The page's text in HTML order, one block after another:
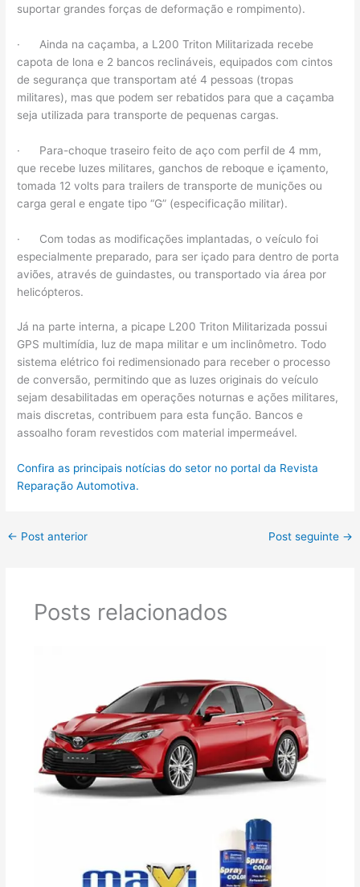
suportar grandes forças de deformação e rompimento).
· Ainda na caçamba, a L200 Triton Militarizada recebe
capota de lona e 2 bancos reclináveis, equipados com cintos
de segurança que transportam até 4 pessoas (tropas
militares), mas que podem ser rebatidos para que a caçamba
seja utilizada para transporte de pequenas cargas.
· Para-choque traseiro feito de aço com perfil de 4 mm,
que recebe luzes militares, ganchos de reboque e içamento,
tomada 12 volts para trailers de transporte de munições ou
carga geral e engate tipo “G” (especificação militar).
· Com todas as modificações implantadas, o veículo foi
especialmente preparado, para ser içado para dentro de porta
aviões, através de guindastes, ou transportado via área por
helicópteros.
Já na parte interna, a picape L200 Triton Militarizada possui
GPS multimídia, luz de mapa militar e um inclinômetro. Todo
sistema elétrico foi redimensionado para receber o processo
de conversão, permitindo que as luzes originais do veículo
sejam desabilitadas em operações noturnas e ações militares,
mais discretas, contribuem para esta função. Bancos e
assoalho foram revestidos com material impermeável.
Confira as principais notícias do setor no portal da Revista
Reparação Automotiva.
← Post anterior Post seguinte →
Posts relacionados